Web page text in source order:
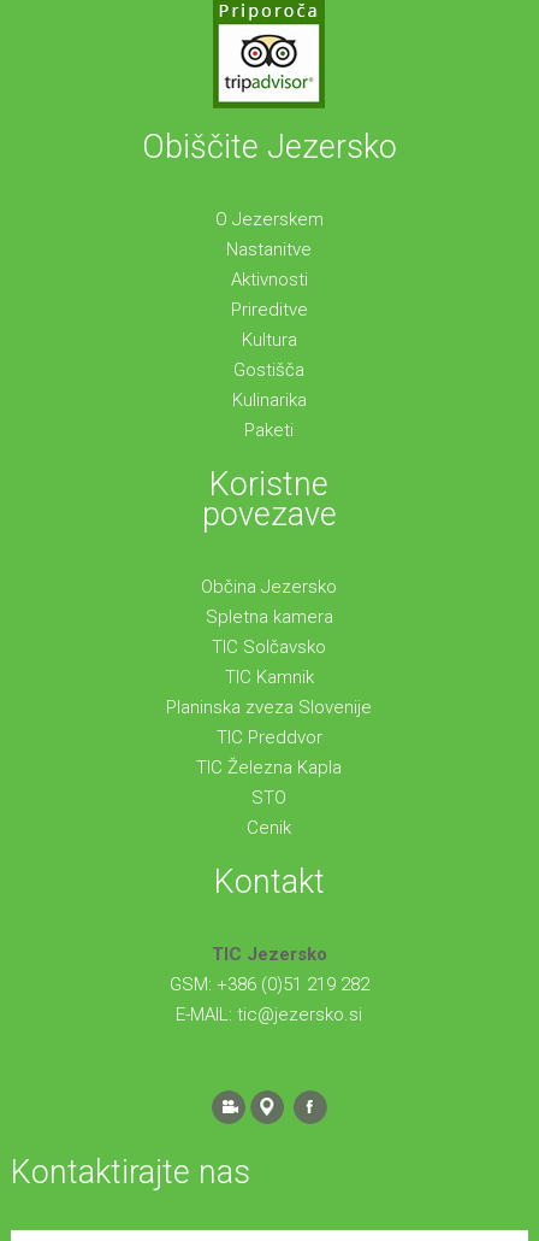
Obiščite Jezersko
O Jezerskem
Nastanitve
Aktivnosti
Prireditve
Kultura
Gostišča
Kulinarika
Paketi
Koristne
povezave
Občina Jezersko
Spletna kamera
TIC Solčavsko
TIC Kamnik
Planinska zveza Slovenije
TIC Preddvor
TIC Železna Kapla
STO
Cenik
Kontakt
TIC Jezersko
GSM: +386 (0)51 219 282
E-MAIL:tic@jezersko.si
Kontaktirajte nas